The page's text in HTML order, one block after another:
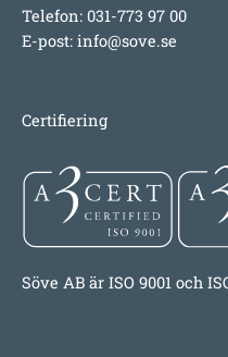
Telefon: 031-773 97 00
E-post: info@sove.se
Certifiering
Söve AB är ISO 9001 och